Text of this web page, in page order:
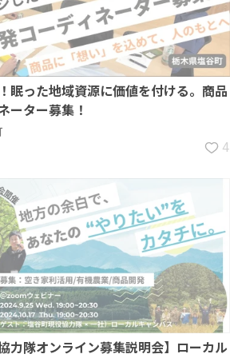
眠った地域資源に価値を付ける。商品
ーター募集！
4
力隊オンライン募集説明会】ローカル